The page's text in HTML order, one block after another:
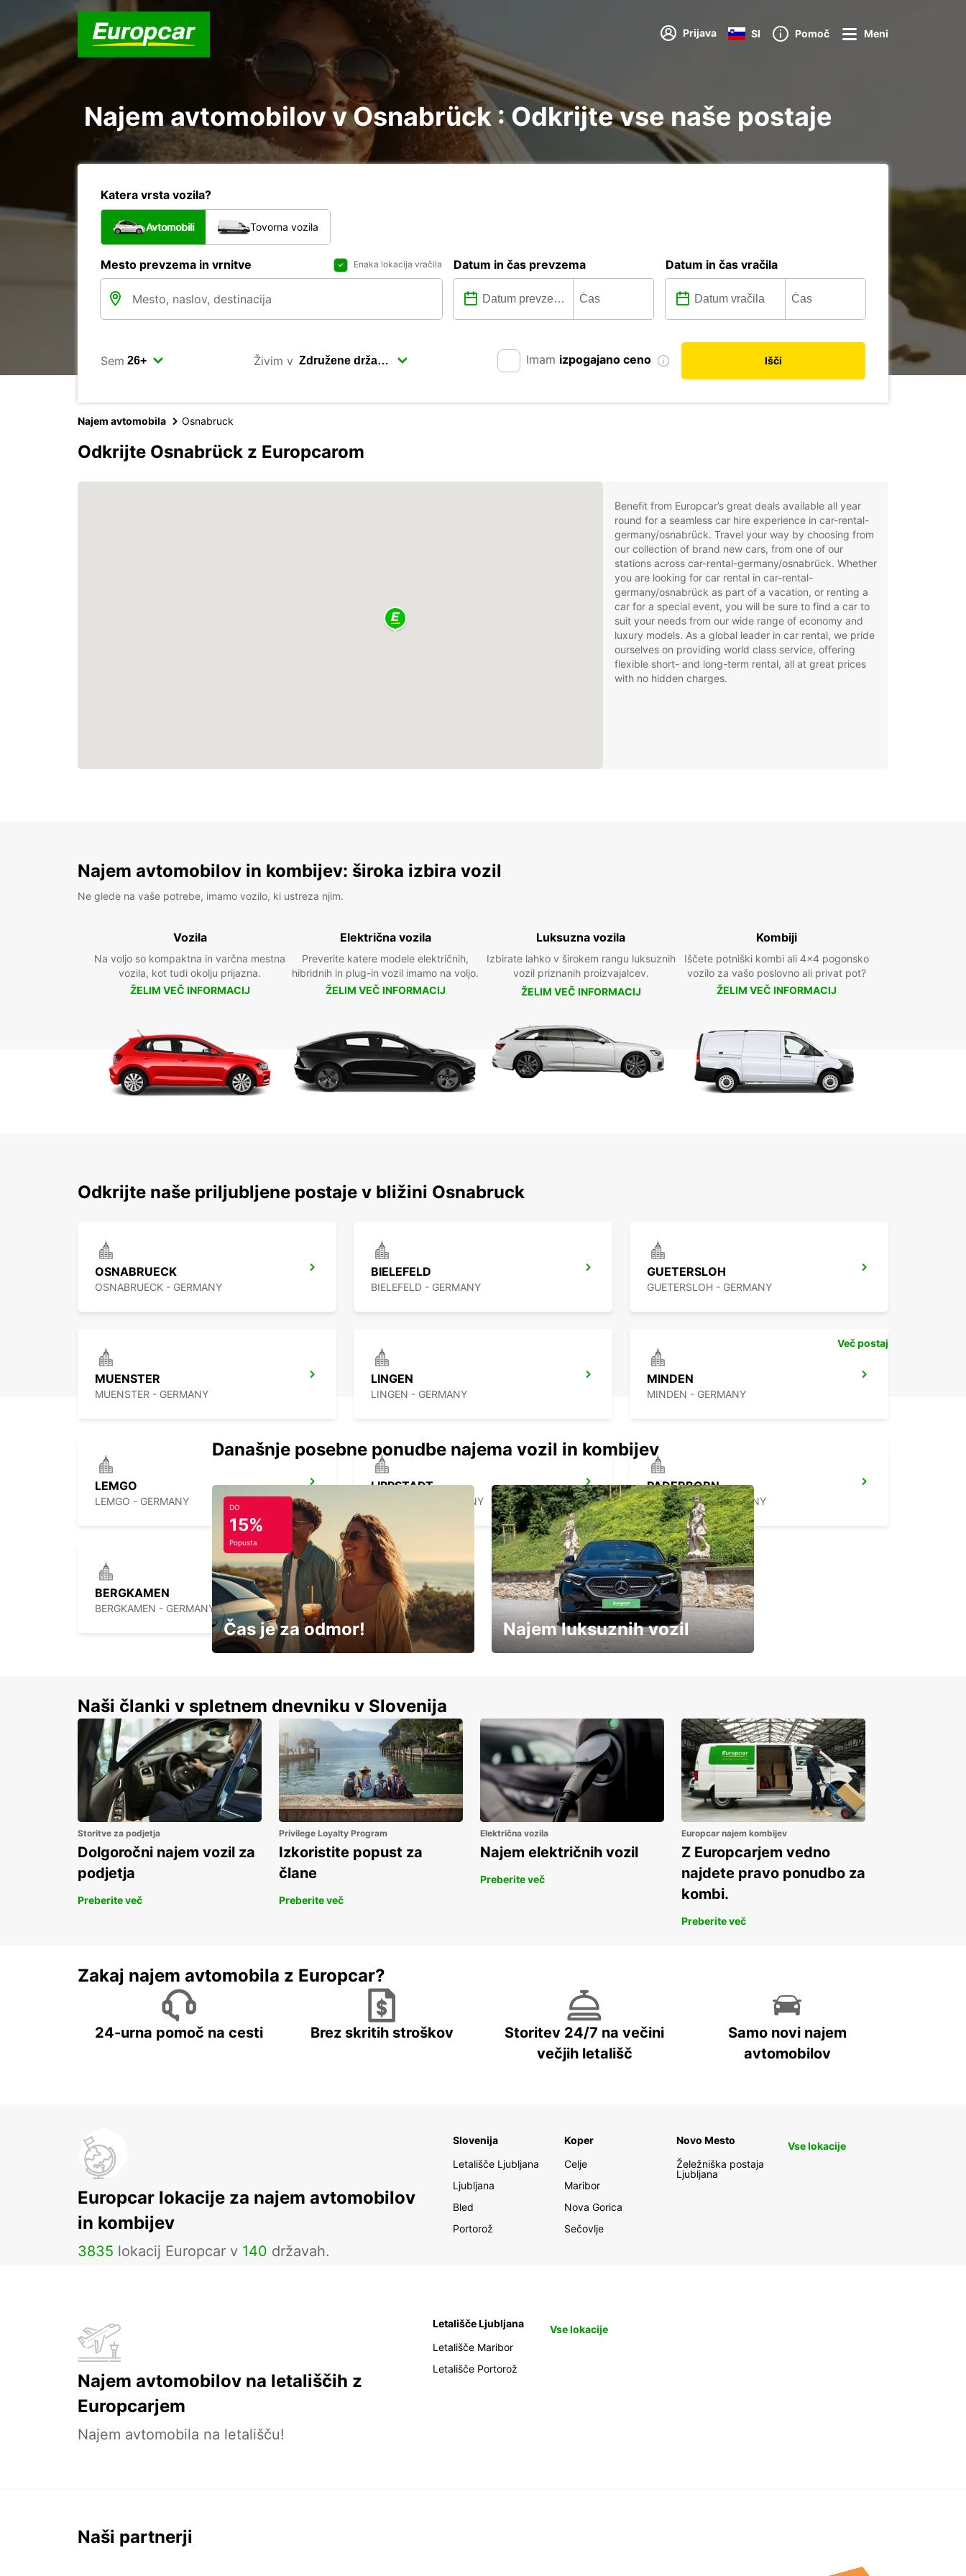
Prijava SI Pomoč Meni
Najem avtomobilov v Osnabrück : Odkrijte vse naše postaje
Katera vrsta vozila?
Avtomobili Tovorna vozila
Mesto prevzema in vrnitve Enaka lokacija vračila Datum in čas prevzema Datum in čas vračila
Sem Živim v Imam izpogajano ceno Išči
Najem avtomobila Osnabruck
Odkrijte Osnabrück z Europcarom
Benefit from Europcar’s great deals available all year
round for a seamless car hire experience in car-rental-
germany/osnabrück. Travel your way by choosing from
our collection of brand new cars, from one of our
stations across car-rental-germany/osnabrück. Whether
you are looking for car rental in car-rental-
germany/osnabrück as part of a vacation, or renting a
car for a special event, you will be sure to find a car to
suit your needs from our wide range of economy and
luxury models. As a global leader in car rental, we pride
ourselves on providing world class service, offering
flexible short- and long-term rental, all at great prices
with no hidden charges.
Najem avtomobilov in kombijev: široka izbira vozil
Ne glede na vaše potrebe, imamo vozilo, ki ustreza njim.
Vozila
Na voljo so kompaktna in varčna mestna
vozila, kot tudi okolju prijazna.
ŽELIM VEČ INFORMACIJ
Električna vozila
Preverite katere modele električnih,
hibridnih in plug-in vozil imamo na voljo.
ŽELIM VEČ INFORMACIJ
Luksuzna vozila
Izbirate lahko v širokem rangu luksuznih
vozil priznanih proizvajalcev.
ŽELIM VEČ INFORMACIJ
Kombiji
Iščete potniški kombi ali 4x4 pogonsko
vozilo za vašo poslovno ali privat pot?
ŽELIM VEČ INFORMACIJ
Odkrijte naše priljubljene postaje v bližini Osnabruck
OSNABRUECK
OSNABRUECK - GERMANY
BIELEFELD
BIELEFELD - GERMANY
GUETERSLOH
GUETERSLOH - GERMANY
MUENSTER
MUENSTER - GERMANY
LINGEN
LINGEN - GERMANY
MINDEN
MINDEN - GERMANY
LEMGO
LEMGO - GERMANY
LIPPSTADT
LIPPSTADT - GERMANY
PADERBORN
PADERBORN - GERMANY
BERGKAMEN
BERGKAMEN - GERMANY
Več postaj
Današnje posebne ponudbe najema vozil in kombijev
DO
15%
Popusta
Čas je za odmor! Najem luksuznih vozil
Naši članki v spletnem dnevniku v Slovenija
Storitve za podjetja
Dolgoročni najem vozil za
podjetja
Preberite več
Privilege Loyalty Program
Izkoristite popust za
člane
Preberite več
Električna vozila
Najem električnih vozil
Preberite več
Europcar najem kombijev
Z Europcarjem vedno
najdete pravo ponudbo za
kombi.
Preberite več
Zakaj najem avtomobila z Europcar?
24-urna pomoč na cesti Brez skritih stroškov
Storitev 24/7 na večini
večjih letališč
Samo novi najem
avtomobilov
Europcar lokacije za najem avtomobilov
in kombijev
3835 lokacij Europcar v 140 državah.
Slovenija
Letališče Ljubljana
Ljubljana
Bled
Portorož
Koper
Celje
Maribor
Nova Gorica
Sečovlje
Novo Mesto
Želežniška postaja
Ljubljana
Vse lokacije
Najem avtomobilov na letališčih z
Europcarjem
Najem avtomobila na letališču!
Letališče Ljubljana
Letališče Maribor
Letališče Portorož
Vse lokacije
Naši partnerji